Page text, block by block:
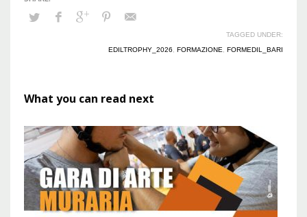
TAGGED UNDER:
EDILTROPHY_2026
FORMAZIONE FORMEDIL_BARI
What you can read next